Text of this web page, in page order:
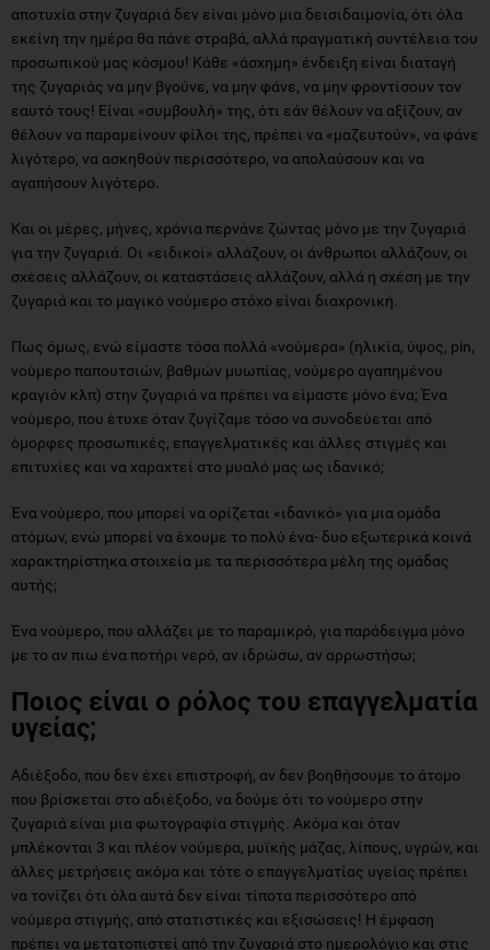
αποτυχία στην ζυγαριά δεν είναι μόνο μια δεισιδαιμονία, ότι όλα
εκείνη την ημέρα θα πάνε στραβά, αλλά πραγματική συντέλεια του
προσωπικού μας κόσμου! Κάθε «άσχημη» ένδειξη είναι διαταγή
της ζυγαριάς να μην βγούνε, να μην φάνε, να μην φροντίσουν τον
εαυτό τους! Είναι «συμβουλή» της, ότι εάν θέλουν να αξίζουν, αν
θέλουν να παραμείνουν φίλοι της, πρέπει να «μαζευτούν», να φάνε
λιγότερο, να ασκηθούν περισσότερο, να απολαύσουν και να
αγαπήσουν λιγότερο.
Και οι μέρες, μήνες, χρόνια περνάνε ζώντας μόνο με την ζυγαριά
για την ζυγαριά. Οι «ειδικοί» αλλάζουν, οι άνθρωποι αλλάζουν, οι
σχέσεις αλλάζουν, οι καταστάσεις αλλάζουν, αλλά η σχέση με την
ζυγαριά και το μαγικό νούμερο στόχο είναι διαχρονική.
Πως όμως, ενώ είμαστε τόσα πολλά «νούμερα» (ηλικία, ύψος, pin,
νούμερο παπουτσιών, βαθμών μυωπίας, νούμερο αγαπημένου
κραγιόν κλπ) στην ζυγαριά να πρέπει να είμαστε μόνο ένα; Ένα
νούμερο, που έτυχε όταν ζυγίζαμε τόσο να συνοδεύεται από
όμορφες προσωπικές, επαγγελματικές και άλλες στιγμές και
επιτυχίες και να χαραχτεί στο μυαλό μας ως ιδανικό;
Ένα νούμερο, που μπορεί να ορίζεται «ιδανικό» για μια ομάδα
ατόμων, ενώ μπορεί να έχουμε το πολύ ένα- δυο εξωτερικά κοινά
χαρακτηρίστηκα στοιχεία με τα περισσότερα μέλη της ομάδας
αυτής;
Ένα νούμερο, που αλλάζει με το παραμικρό, για παράδειγμα μόνο
με το αν πιω ένα ποτήρι νερό, αν ιδρώσω, αν αρρωστήσω;
Ποιος είναι ο ρόλος του επαγγελματία
υγείας;
Αδιέξοδο, που δεν έχει επιστροφή, αν δεν βοηθήσουμε το άτομο
που βρίσκεται στο αδιέξοδο, να δούμε ότι το νούμερο στην
ζυγαριά είναι μια φωτογραφία στιγμής. Ακόμα και όταν
μπλέκονται 3 και πλέον νούμερα, μυϊκής μάζας, λίπους, υγρών, και
άλλες μετρήσεις ακόμα και τότε ο επαγγελματίας υγείας πρέπει
να τονίζει ότι όλα αυτά δεν είναι τίποτα περισσότερο από
νούμερα στιγμής, από στατιστικές και εξισώσεις! Η έμφαση
πρέπει να μετατοπιστεί από την ζυγαριά στο ημερολόγιο και στις